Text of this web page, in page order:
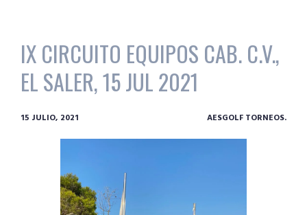
IX CIRCUITO EQUIPOS CAB. C.V.,
EL SALER, 15 JUL 2021
15 JULIO, 2021 AESGOLF TORNEOS.